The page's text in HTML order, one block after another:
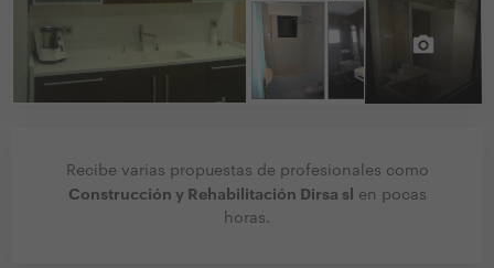
Recibe varias propuestas de profesionales como
Construcción y Rehabilitación Dirsa sl
en pocas
horas.